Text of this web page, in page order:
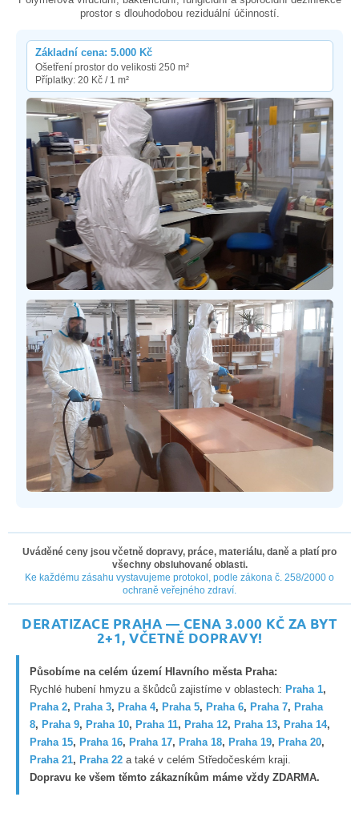
prostor s dlouhodobou reziduální účinností.
Základní cena: 5.000 Kč
Ošetření prostor do velikosti 250 m²
Příplatky: 20 Kč / 1 m²
Uváděné ceny jsou včetně dopravy, práce, materiálu, daně a platí pro
všechny obsluhované oblasti.
Ke každému zásahu vystavujeme protokol, podle zákona č. 258/2000 o
ochraně veřejného zdraví.
DERATIZACE PRAHA — CENA 3.000 KČ ZA BYT
2+1, VČETNĚ DOPRAVY!
Působíme na celém území Hlavního města Praha:
Rychlé hubení hmyzu a škůdců zajistíme v oblastech: Praha 1,
Praha 2, Praha 3, Praha 4, Praha 5, Praha 6, Praha 7, Praha
8, Praha 9, Praha 10, Praha 11, Praha 12, Praha 13, Praha 14,
Praha 15, Praha 16, Praha 17, Praha 18, Praha 19, Praha 20,
Praha 21, Praha 22a také v celém Středočeském kraji.
Dopravu ke všem těmto zákazníkům máme vždy ZDARMA.